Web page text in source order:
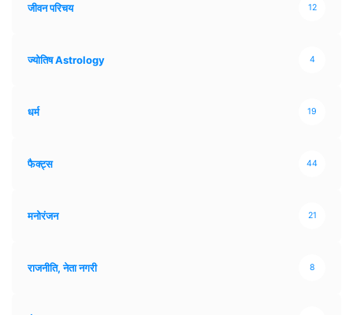
जीवन परिचय 12
ज्योतिष Astrology 4
धर्म 19
फैक्ट्स 44
मनोरंजन 21
राजनीति, नेता नगरी 8